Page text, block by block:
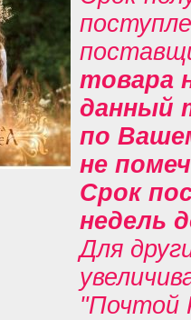
товара
данный
по
не
Срок
недель
Для
"Почтой